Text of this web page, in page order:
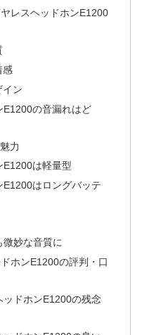
レスヘッドホンE1200
感
イン
E1200の音漏れはど
力
E1200は軽量型
はロングバッテ
微妙な音質に
ホンE1200の評判・口
ッドホンE1200の残念